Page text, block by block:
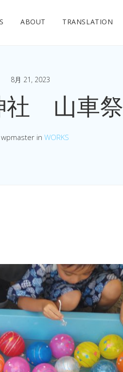
ABOUT TRANSLATION
8月 21, 2023
社 山車祭
in WORKS